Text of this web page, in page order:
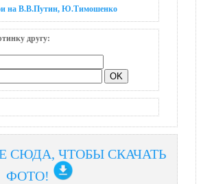
на В.В.Путин, Ю.Тимошенко
другу:
СЮДА, ЧТОБЫ СКАЧАТЬ
ФОТО!